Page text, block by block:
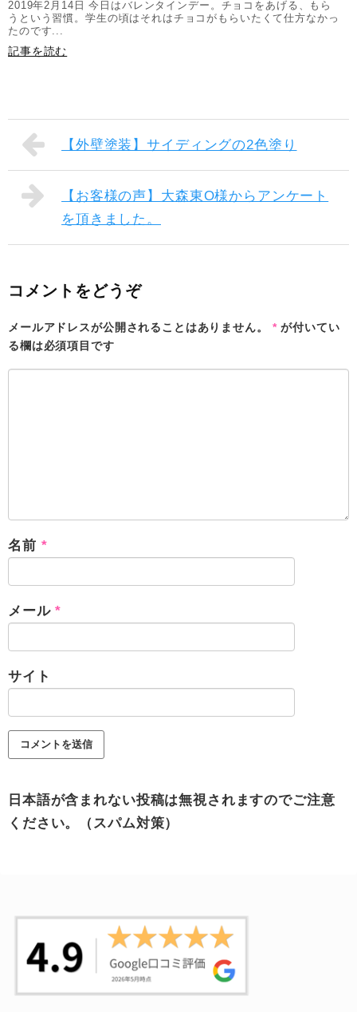
2019年2月14日 今日はバレンタインデー。チョコをあげる、もら
うという習慣。学生の頃はそれはチョコがもらいたくて仕方なかっ
たのです...
記事を読む
【外壁塗装】サイディングの2色塗り
【お客様の声】大森東O様からアンケート
を頂きました。
コメントをどうぞ
メールアドレスが公開されることはありません。 *が付いてい
る欄は必須項目です
名前 *
メール*
サイト
日本語が含まれない投稿は無視されますのでご注意
ください。（スパム対策）